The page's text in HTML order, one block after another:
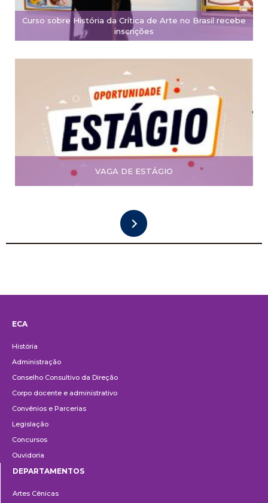
Curso sobre História da Crítica de Arte no Brasil recebe
inscrições
VAGA DE ESTÁGIO
ECA
História
Administração
Conselho Consultivo da Direção
Corpo docente e administrativo
Convênios e Parcerias
Legislação
Concursos
Ouvidoria
DEPARTAMENTOS
Artes Cênicas